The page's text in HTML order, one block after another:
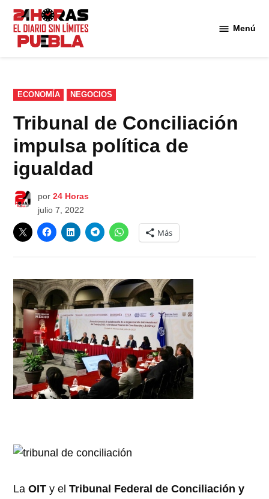
Saltar
contenido
Menú
PUBLICADO
EN
ECONOMÍA NEGOCIOS
Tribunal de Conciliación
impulsa política de
igualdad
por 24 Horas
julio 7, 2022
Más
LaOIT y elTribunal Federal de Conciliación y